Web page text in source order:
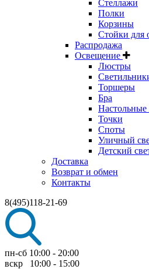
Стеллажи
Полки
Корзины
Стойки для
Распродажа
Освещение
Люстры
Торшеры
Бра
Точки
Споты
Уличный
Детский
Доставка
Возврат и обмен
Контакты
8(495)118-21-69
пн-сб 10:00 - 20:00
вскр 10:00 - 15:00